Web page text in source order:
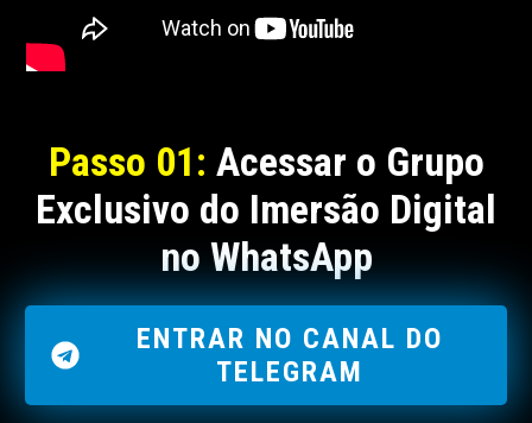
Passo 01: Acessar o Grupo
Exclusivo do Imersão Digital
no WhatsApp
ENTRAR NO CANAL DO
TELEGRAM